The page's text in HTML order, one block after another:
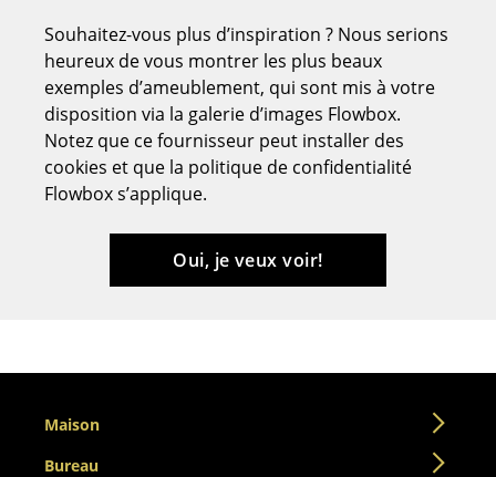
Chaises cantilever
Chaises et Tabourets de bar
Tabourets
Bancs & Chaises longues
Poufs poires
Chaises de conférence
Souhaitez-vous plus d’inspiration ? Nous serions
heureux de vous montrer les plus beaux
exemples d’ameublement, qui sont mis à votre
disposition via la galerie d’images Flowbox.
Notez que ce fournisseur peut installer des
cookies et que la politique de confidentialité
Flowbox s’applique.
Oui, je veux voir!
Maison
Bureau